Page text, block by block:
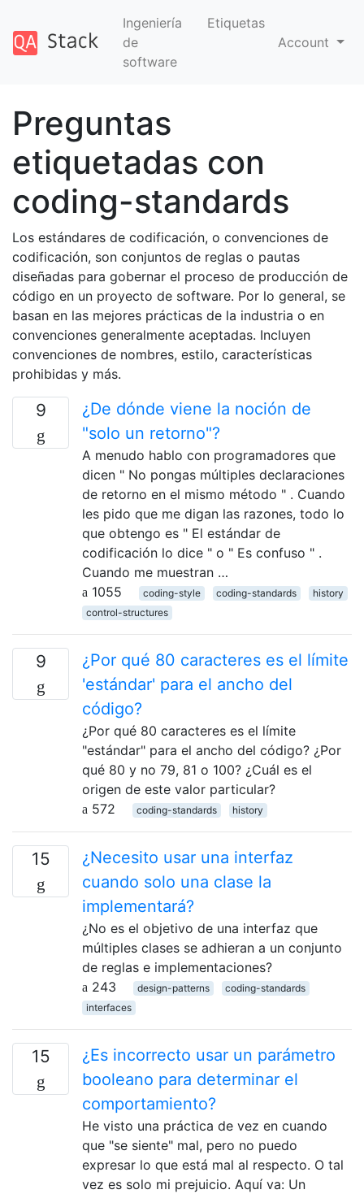
Ingeniería
de
software
Etiquetas
Account
Preguntas
etiquetadas con
coding-standards
Los estándares de codificación, o convenciones de
codificación, son conjuntos de reglas o pautas
diseñadas para gobernar el proceso de producción de
código en un proyecto de software. Por lo general, se
basan en las mejores prácticas de la industria o en
convenciones generalmente aceptadas. Incluyen
convenciones de nombres, estilo, características
prohibidas y más.
9
¿De dónde viene la noción de
"solo un retorno"?
A menudo hablo con programadores que
dicen " No pongas múltiples declaraciones
de retorno en el mismo método " . Cuando
les pido que me digan las razones, todo lo
que obtengo es " El estándar de
codificación lo dice " o " Es confuso " .
Cuando me muestran …
1055
coding-style coding-standards
history
control-structures
9
¿Por qué 80 caracteres es el límite
'estándar' para el ancho del
código?
¿Por qué 80 caracteres es el límite
"estándar" para el ancho del código? ¿Por
qué 80 y no 79, 81 o 100? ¿Cuál es el
origen de este valor particular?
572
coding-standards history
15
¿Necesito usar una interfaz
cuando solo una clase la
implementará?
¿No es el objetivo de una interfaz que
múltiples clases se adhieran a un conjunto
de reglas e implementaciones?
243
design-patterns
coding-standards
interfaces
15
¿Es incorrecto usar un parámetro
booleano para determinar el
comportamiento?
He visto una práctica de vez en cuando
que "se siente" mal, pero no puedo
expresar lo que está mal al respecto. O tal
vez es solo mi prejuicio. Aquí va: Un